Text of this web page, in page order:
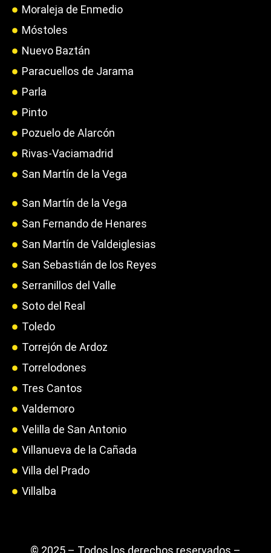
Moraleja de Enmedio
Móstoles
Nuevo Baztán
Paracuellos de Jarama
Parla
Pinto
Pozuelo de Alarcón
Rivas-Vaciamadrid
San Martín de la Vega
San Martín de la Vega
San Fernando de Henares
San Martín de Valdeiglesias
San Sebastián de los Reyes
Serranillos del Valle
Soto del Real
Toledo
Torrejón de Ardoz
Torrelodones
Tres Cantos
Valdemoro
Velilla de San Antonio
Villanueva de la Cañada
Villa del Prado
Villalba